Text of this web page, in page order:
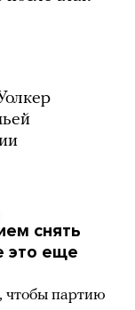
снять
это еще
чтобы партию